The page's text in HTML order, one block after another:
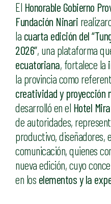
El Honorable Gobierno
Fundación Ninari
la cuarta edición del
2026”, una plataforma
ecuatoriana, fortalece la
la provincia como
creatividad y proyección
desarrolló en el Hotel
de autoridades,
productivo, diseñadores,
comunicación, quienes
nueva edición, cuyo
en los elementos y la